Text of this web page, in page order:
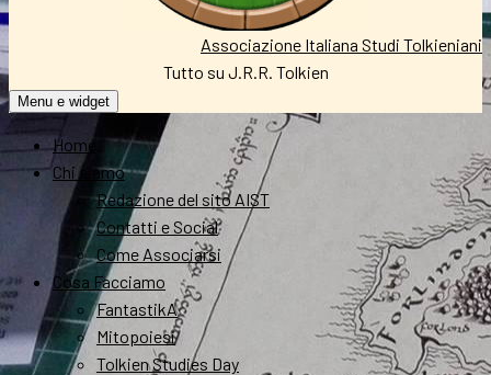
Associazione Italiana Studi Tolkieniani
Tutto su J.R.R. Tolkien
Menu e widget
Home
Chi siamo
Redazione del sito AIST
Contatti e Social
Come Associarsi
Cosa Facciamo
FantastikA
Mitopoiesi
Tolkien Studies Day